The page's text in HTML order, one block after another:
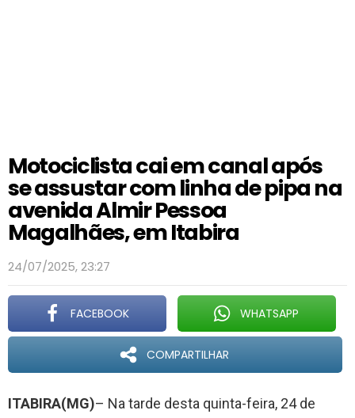
Motociclista cai em canal após
se assustar com linha de pipa na
avenida Almir Pessoa
Magalhães, em Itabira
24/07/2025, 23:27
FACEBOOK WHATSAPP
COMPARTILHAR
ITABIRA(MG)– Na tarde desta quinta-feira, 24 de